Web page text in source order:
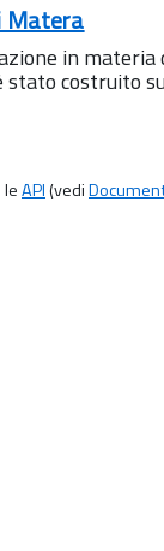
Matera
in
stato costruito
API(vedi